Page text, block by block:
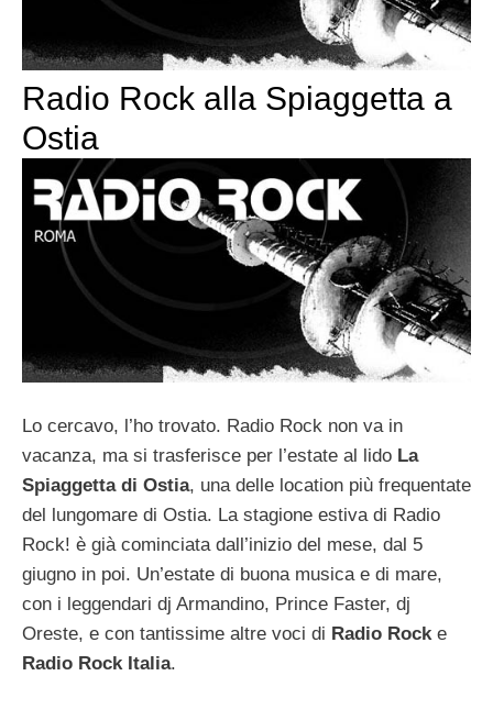
Radio Rock alla Spiaggetta a
Ostia
Lo cercavo, l’ho trovato. Radio Rock non va in
vacanza, ma si trasferisce per l’estate al lido La
Spiaggetta di Ostia, una delle location più frequentate
del lungomare di Ostia. La stagione estiva di Radio
Rock! è già cominciata dall’inizio del mese, dal 5
giugno in poi. Un’estate di buona musica e di mare,
con i leggendari dj Armandino, Prince Faster, dj
Oreste, e con tantissime altre voci di Radio Rock e
Radio Rock Italia.